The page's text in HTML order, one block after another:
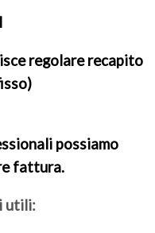
regolare recapito
possiamo
fattura.
utili: